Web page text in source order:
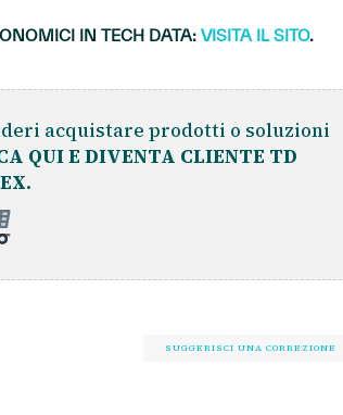
IN TECH DATA: VISITA IL SITO.
acquistare prodotti o soluzioni
QUI E DIVENTA CLIENTE TD
SUGGERISCI UNA CORREZIONE